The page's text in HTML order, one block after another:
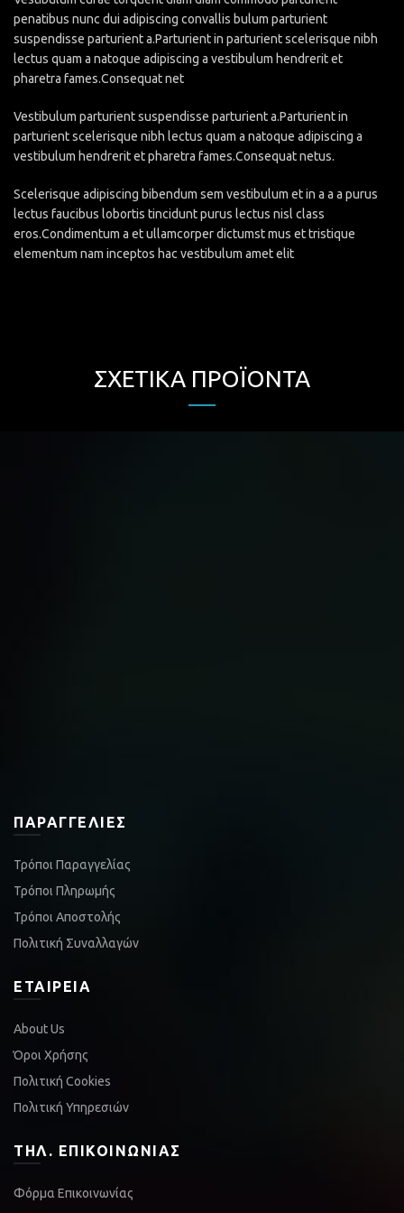
penatibus nunc dui adipiscing convallis bulum parturient
suspendisse parturient a.Parturient in parturient scelerisque nibh
lectus quam a natoque adipiscing a vestibulum hendrerit et
pharetra fames.Consequat net
Vestibulum parturient suspendisse parturient a.Parturient in
parturient scelerisque nibh lectus quam a natoque adipiscing a
vestibulum hendrerit et pharetra fames.Consequat netus.
Scelerisque adipiscing bibendum sem vestibulum et in a a a purus
lectus faucibus lobortis tincidunt purus lectus nisl class
eros.Condimentum a et ullamcorper dictumst mus et tristique
elementum nam inceptos hac vestibulum amet elit
ΣΧΕΤΙΚΆ ΠΡΟΪΌΝΤΑ
ΠΑΡΑΓΓΕΛΊΕΣ
Τρόποι Παραγγελίας
Τρόποι Πληρωμής
Τρόποι Αποστολής
Πολιτική Συναλλαγών
ΕΤΑΙΡΕΊΑ
About Us
Όροι Χρήσης
Πολιτική Cookies
Πολιτική Υπηρεσιών
ΤΗΛ. ΕΠΙΚΟΙΝΩΝΊΑΣ
Φόρμα Επικοινωνίας